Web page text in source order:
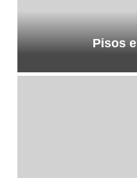
Pisos